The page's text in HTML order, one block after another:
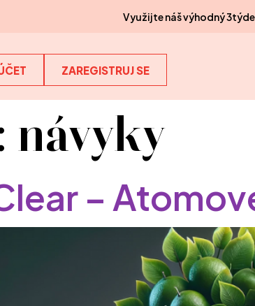
Využijte náš výhodný
ZAREGISTRUJ SE
návyky
–